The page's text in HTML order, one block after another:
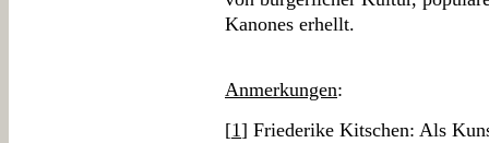
Kanones erhellt.
Anmerkungen:
[1] Friederike Kitschen: Als